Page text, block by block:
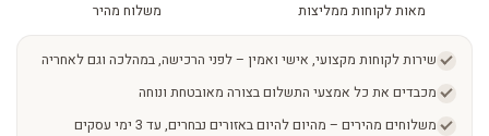
מאות לקוחות ממליצות משלוח מהיר
שירות לקוחות מקצועי, אישי ואמין – לפני הרכישה, במהלכה וגם לאחריה
מכבדים את כל אמצעי התשלום בצורה מאובטחת ונוחה
משלוחים מהירים – מהיום להיום באזורים נבחרים, עד 3 ימי עסקים